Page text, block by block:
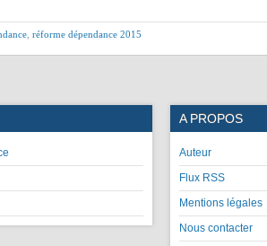
réforme dépendance 2015
A PROPOS
Auteur
Flux RSS
Mentions légales
Nous contacter